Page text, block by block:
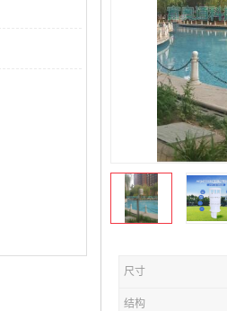
尺寸
结构